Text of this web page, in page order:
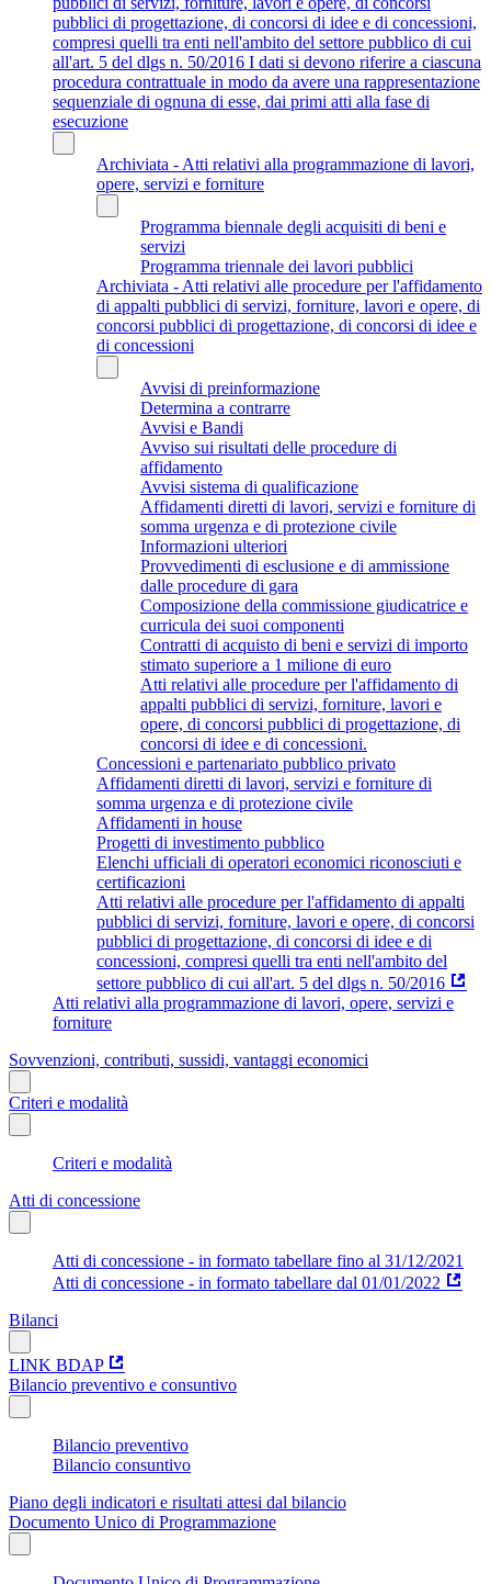
pubblici di progettazione, di concorsi di idee e di concessioni,
compresi quelli tra enti nell'ambito del settore pubblico di cui
all'art. 5 del dlgs n. 50/2016 I dati si devono riferire a ciascuna
procedura contrattuale in modo da avere una rappresentazione
sequenziale di ognuna di esse, dai primi atti alla fase di
esecuzione
Archiviata - Atti relativi alla programmazione di lavori,
opere, servizi e forniture
Programma biennale degli acquisiti di beni e
servizi
Programma triennale dei lavori pubblici
Archiviata - Atti relativi alle procedure per l'affidamento
di appalti pubblici di servizi, forniture, lavori e opere, di
concorsi pubblici di progettazione, di concorsi di idee e
di concessioni
Avvisi di preinformazione
Determina a contrarre
Avvisi e Bandi
Avviso sui risultati delle procedure di
affidamento
Avvisi sistema di qualificazione
Affidamenti diretti di lavori, servizi e forniture di
somma urgenza e di protezione civile
Informazioni ulteriori
Provvedimenti di esclusione e di ammissione
dalle procedure di gara
Composizione della commissione giudicatrice e
curricula dei suoi componenti
Contratti di acquisto di beni e servizi di importo
stimato superiore a 1 milione di euro
Atti relativi alle procedure per l'affidamento di
appalti pubblici di servizi, forniture, lavori e
opere, di concorsi pubblici di progettazione, di
concorsi di idee e di concessioni.
Concessioni e partenariato pubblico privato
Affidamenti diretti di lavori, servizi e forniture di
somma urgenza e di protezione civile
Affidamenti in house
Progetti di investimento pubblico
Elenchi ufficiali di operatori economici riconosciuti e
certificazioni
Atti relativi alle procedure per l'affidamento di appalti
pubblici di servizi, forniture, lavori e opere, di concorsi
pubblici di progettazione, di concorsi di idee e di
concessioni, compresi quelli tra enti nell'ambito del
settore pubblico di cui all'art. 5 del dlgs n. 50/2016
Atti relativi alla programmazione di lavori, opere, servizi e
forniture
Sovvenzioni, contributi, sussidi, vantaggi economici
Criteri e modalità
Criteri e modalità
Atti di concessione
Atti di concessione - in formato tabellare fino al 31/12/2021
Atti di concessione - in formato tabellare dal 01/01/2022
Bilanci
LINK BDAP
Bilancio preventivo e consuntivo
Bilancio preventivo
Bilancio consuntivo
Piano degli indicatori e risultati attesi dal bilancio
Documento Unico di Programmazione